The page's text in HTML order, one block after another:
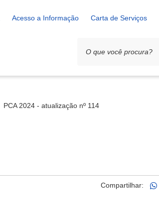
Acesso a Informação Carta de Serviços
PCA 2024 - atualização nº 114
Compartilhar: